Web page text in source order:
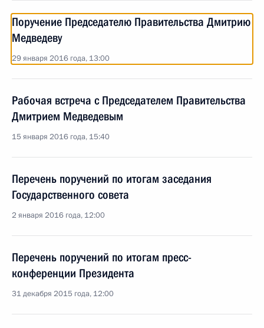
Поручение Председателю Правительства Дмитрию
Медведеву
29 января 2016 года, 13:00
Рабочая встреча с Председателем Правительства
Дмитрием Медведевым
15 января 2016 года, 15:40
Перечень поручений по итогам заседания
Государственного совета
2 января 2016 года, 12:00
Перечень поручений по итогам пресс-
конференции Президента
31 декабря 2015 года, 12:00